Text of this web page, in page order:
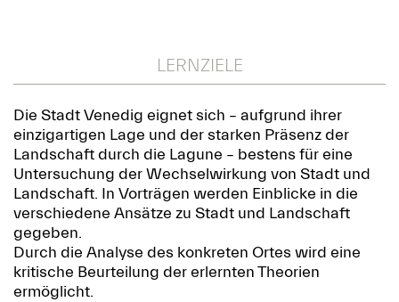
LERNZIELE
Die Stadt Venedig eignet sich – aufgrund ihrer
einzigartigen Lage und der starken Präsenz der
Landschaft durch die Lagune – bestens für eine
Untersuchung der Wechselwirkung von Stadt und
Landschaft. In Vorträgen werden Einblicke in die
verschiedene Ansätze zu Stadt und Landschaft
gegeben.
Durch die Analyse des konkreten Ortes wird eine
kritische Beurteilung der erlernten Theorien
ermöglicht.